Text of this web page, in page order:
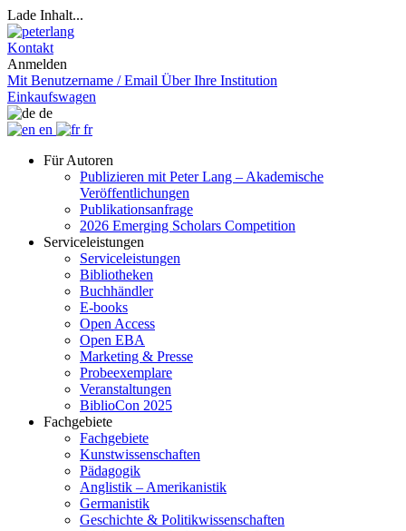
Lade Inhalt...
Kontakt
Anmelden
Mit Benutzername / Email Über Ihre Institution
Einkaufswagen
de
en
fr
Für Autoren
Publizieren mit Peter Lang – Akademische
Veröffentlichungen
Publikationsanfrage
2026 Emerging Scholars Competition
Serviceleistungen
Serviceleistungen
Bibliotheken
Buchhändler
E-books
Open Access
Open EBA
Marketing & Presse
Probeexemplare
Veranstaltungen
BiblioCon 2025
Fachgebiete
Fachgebiete
Kunstwissenschaften
Pädagogik
Anglistik – Amerikanistik
Germanistik
Geschichte & Politikwissenschaften